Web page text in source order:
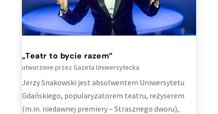
„Teatr to bycie razem”
utworzone przez Gazeta Uniwersytecka
Jerzy Snakowski jest absolwentem Uniwersytetu
Gdańskiego, popularyzatorem teatru, reżyserem
(m.in. niedawnej premiery – Strasznego dworu),